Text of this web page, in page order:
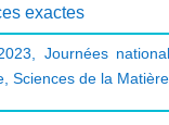
exactes
, Journées
, Sciences de la Matière